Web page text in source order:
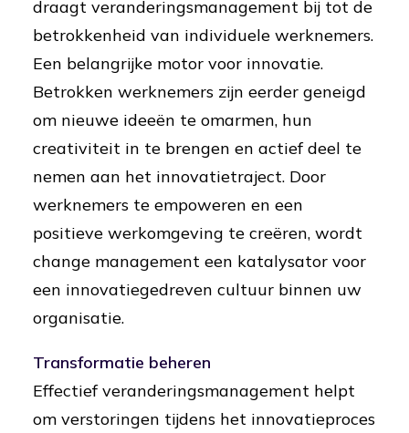
draagt veranderingsmanagement bij tot de
betrokkenheid van individuele werknemers.
Een belangrijke motor voor innovatie.
Betrokken werknemers zijn eerder geneigd
om nieuwe ideeën te omarmen, hun
creativiteit in te brengen en actief deel te
nemen aan het innovatietraject. Door
werknemers te empoweren en een
positieve werkomgeving te creëren, wordt
change management een katalysator voor
een innovatiegedreven cultuur binnen uw
organisatie.
Transformatie beheren
Effectief veranderingsmanagement helpt
om verstoringen tijdens het innovatieproces